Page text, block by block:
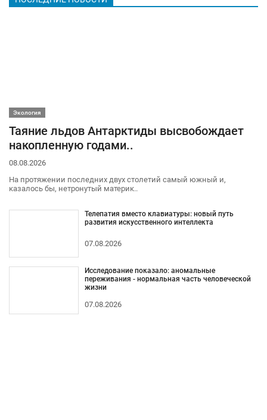
Экология
Таяние льдов Антарктиды высвобождает
накопленную годами..
08.08.2026
На протяжении последних двух столетий самый южный и,
казалось бы, нетронутый материк..
Телепатия вместо клавиатуры: новый путь
развития искусственного интеллекта
07.08.2026
Исследование показало: аномальные
переживания - нормальная часть человеческой
жизни
07.08.2026